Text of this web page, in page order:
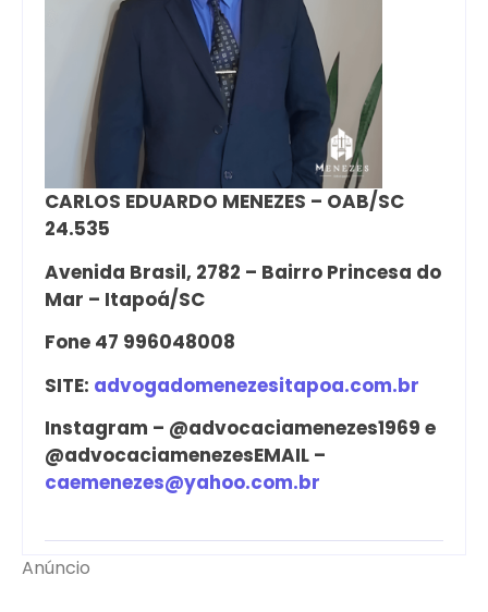
CARLOS EDUARDO MENEZES – OAB/SC
24.535
Avenida Brasil, 2782 – Bairro Princesa do
Mar – Itapoá/SC
Fone 47 996048008
SITE: advogadomenezesitapoa.com.br
Instagram – @advocaciamenezes1969 e
@advocaciamenezesEMAIL –
caemenezes@yahoo.com.br
Anúncio